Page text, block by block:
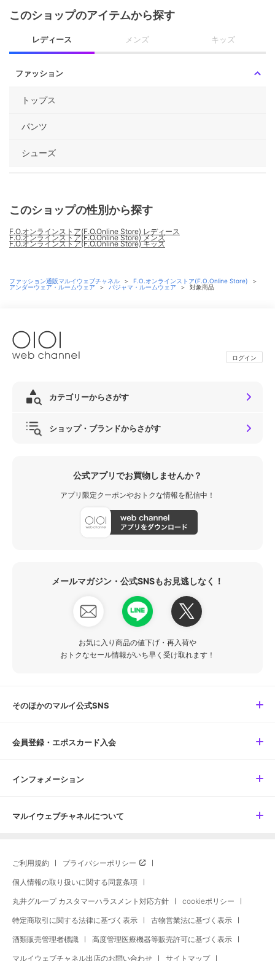
このショップのアイテムから探す
レディース メンズ キッズ
ファッション
トップス
パンツ
シューズ
このショップの性別から探す
F.O.オンラインストア(F.O.Online Store) レディース
F.O.オンラインストア(F.O.Online Store) メンズ
F.O.オンラインストア(F.O.Online Store) キッズ
ファッション通販マルイウェブチャネル ＞ F.O.オンラインストア(F.O.Online Store)
＞
アンダーウェア・ルームウェア
＞ パジャマ・ルームウェア ＞ 対象商品
ログイン
カテゴリーからさがす
ショップ・ブランドからさがす
公式アプリでお買物しませんか？
アプリ限定クーポンやおトクな情報を配信中！
メールマガジン・公式SNSもお見逃しなく！
お気に入り商品の値下げ・再入荷や
おトクなセール情報がいち早く受け取れます！
そのほかのマルイ公式SNS
会員登録・エポスカード入会
インフォメーション
マルイウェブチャネルについて
ご利用規約 プライバシーポリシー
個人情報の取り扱いに関する同意条項
丸井グループ カスタマーハラスメント対応方針 cookieポリシー
特定商取引に関する法律に基づく表示 古物営業法に基づく表示
酒類販売管理者標識 高度管理医療機器等販売許可に基づく表示
マルイウェブチャネル出店のお問い合わせ サイトマップ